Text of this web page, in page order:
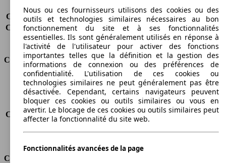
Charge sur toit
Capacité de remorquage (sans freins) 750 kg
Capacité de remorquage (avec freins)
1350 kg
Volume du coffre
1350 - 3880 l
Consommation
Émissions de CO2*
177 g/km (komb.)
Consommation (ville)
8.3 l/100km
Consommation (route)
5.9 l/100km
Consommation (combinée)* 6.7 l/100km
Classes d'assurance
Nous ou ces fournisseurs utilisons des cookies ou des
outils et technologies similaires nécessaires au bon
fonctionnement du site et à ses fonctionnalités
essentielles. Ils sont généralement utilisés en réponse à
l'activité de l'utilisateur pour activer des fonctions
importantes telles que la définition et la gestion des
informations de connexion ou des préférences de
confidentialité. L'utilisation de ces cookies ou
technologies similaires ne peut généralement pas être
désactivée. Cependant, certains navigateurs peuvent
bloquer ces cookies ou outils similaires ou vous en
avertir. Le blocage de ces cookies ou outils similaires peut
affecter la fonctionnalité du site web.
Fonctionnalités avancées de la page